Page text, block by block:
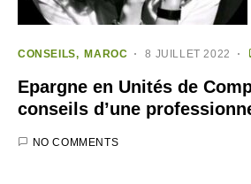
CONSEILS MAROC 8 JUILLET 2022
Epargne en Unités de
conseils d’une
NO COMMENTS